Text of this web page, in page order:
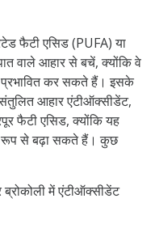
फैटी एसिड (PUFA) या
वाले आहार से बचें, क्योंकि वे
प्रभावित कर सकते हैं। इसके
आहार एंटीऑक्सीडेंट,
फैटी एसिड, क्योंकि यह
रूप से बढ़ा सकते हैं। कुछ
में एंटीऑक्सीडेंट